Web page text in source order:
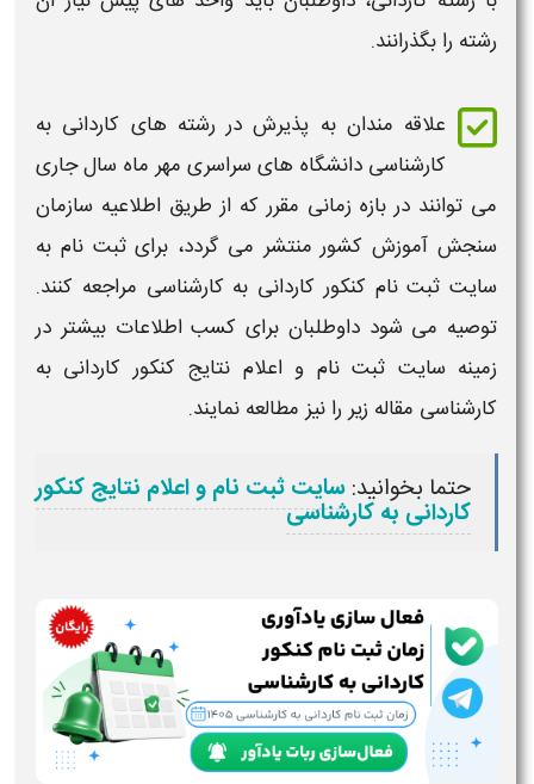
رشته را بگذرانند.
علاقه مندان به پذیرش در رشته های کاردانی به
کارشناسی دانشگاه های سراسری مهر ماه سال جاری
می توانند در بازه زمانی مقرر که از طریق اطلاعیه سازمان
سنجش آموزش کشور منتشر می گردد، برایثبت نام به
سایت ثبت نام کنکور کاردانی به کارشناسی مراجعه کنند.
توصیه می شود داوطلبان برای کسب اطلاعات بیشتر در
زمینه سایت ثبت نام و اعلام نتایج کنکور کاردانی به
کارشناسی مقاله زیر را نیز مطالعه نمایند.
حتما بخوانید:سایت ثبت نام و اعلام نتایج کنکور
کاردانی به کارشناسی